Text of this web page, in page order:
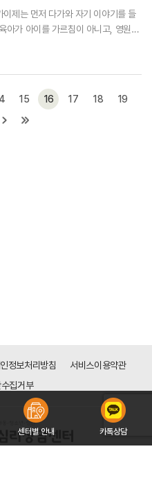
제는 먼저 다가와 자기 이야기를 들
아가 아이를 가르침이 아니고, 영원한
15 16 17 18
19
정보처리방침
서비스이용약관
집거부
센터별 안내 카톡상담